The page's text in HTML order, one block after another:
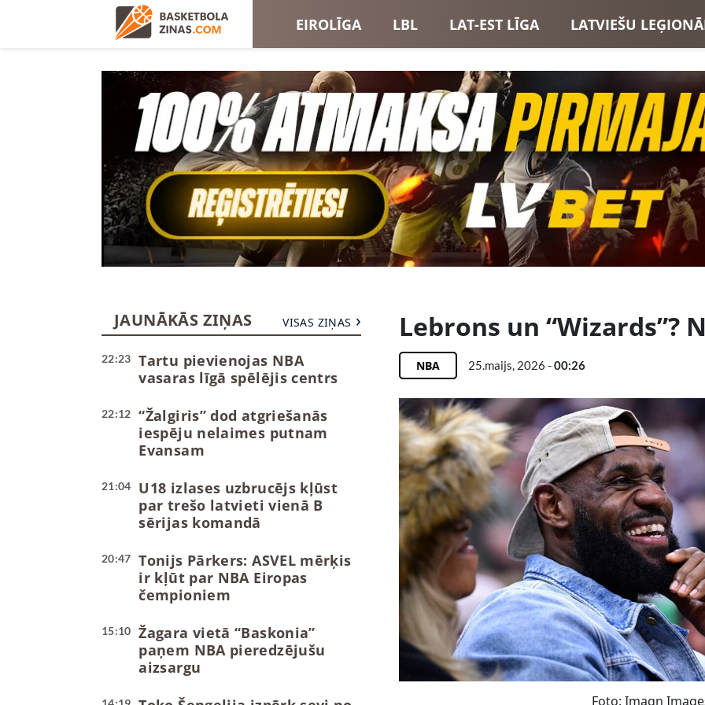
EIROLĪGA LBL LAT-EST LĪGA LATVIEŠU
EIROKAUSI LATVIJAS IZLASE
JAUNĀKĀS ZIŅAS VISAS ZIŅAS
22:23
Tartu pievienojas NBA
vasaras līgā spēlējis centrs
22:12
“Žalgiris” dod atgriešanās
iespēju nelaimes putnam
Evansam
21:04
U18 izlases uzbrucējs kļūst
par trešo latvieti vienā B
sērijas komandā
20:47
Tonijs Pārkers: ASVEL mērķis
ir kļūt par NBA Eiropas
čempioniem
15:10
Žagara vietā “Baskonia”
paņem NBA pieredzējušu
aizsargu
Lebrons un “Wizards”?
NBA 25.maijs, 2026 -00:26
Foto: Imagn